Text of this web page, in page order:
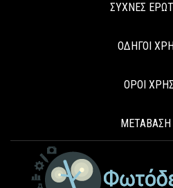
ΣΥΧΝΕΣ
ΟΔΗΓΟΙ
ΟΡΟΙ
ΜΕΤΑΒΑΣΗ